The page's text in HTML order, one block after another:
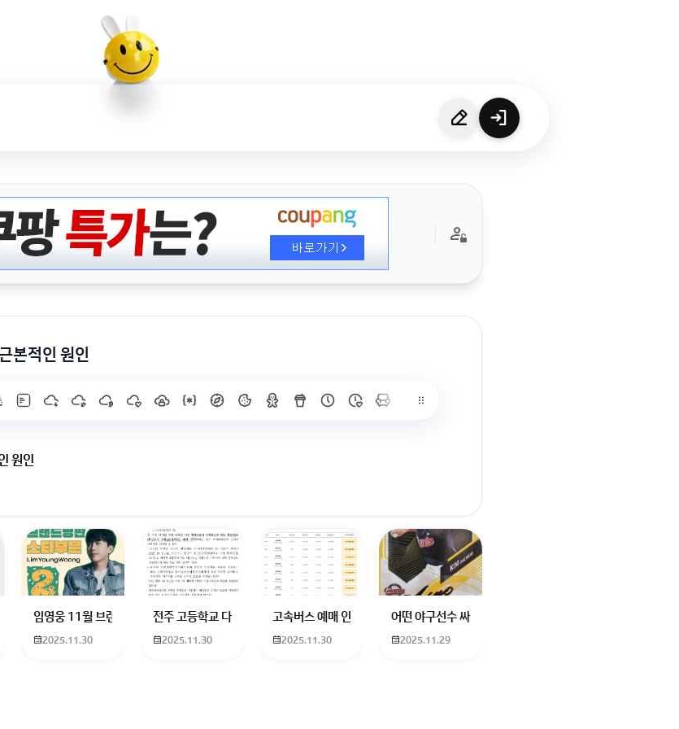
본적인 원인
원인
용이 보입니다
생입니다 지금 제 내신이 5등급제 기준으로
이스 호환 가능한가요? 16을 쓰고 있는데 일반형은 케이스가 많이 없고 프로형은 많아서
임영웅 11월 브랜드평판 순위 알고싶어요 임영웅 11월 브랜드평판에서 스타부문에서의 임영웅 순위 알고싶어요
2025.11.30
전주 고등학교 다자녀 제가 2027학년도 고등학교 입학생인데요 지망하는 학교가 전주 한일고인데 1. 다자녀
2025.11.30
고속버스 예매 인천공항에서 대전으로 가는 버스를 이용하려하는데 버스 노선이 인천
2025.11.30
어떤 야구선수 싸인일까요? 제가 옛날에 롯데 자이언츠 선수
2025.11.29